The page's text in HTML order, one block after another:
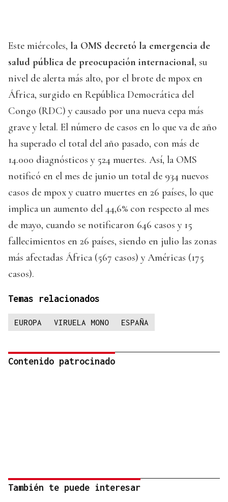
Este miércoles, la OMS decretó la emergencia de
salud pública de preocupación internacional, su
nivel de alerta más alto, por el brote de mpox en
África, surgido en República Democrática del
Congo (RDC) y causado por una nueva cepa más
grave y letal. El número de casos en lo que va de año
ha superado el total del año pasado, con más de
14.000 diagnósticos y 524 muertes. Así, la OMS
notificó en el mes de junio un total de 934 nuevos
casos de mpox y cuatro muertes en 26 países, lo que
implica un aumento del 44,6% con respecto al mes
de mayo, cuando se notificaron 646 casos y 15
fallecimientos en 26 países, siendo en julio las zonas
más afectadas África (567 casos) y Américas (175
casos).
Temas relacionados
EUROPA VIRUELA MONO ESPAÑA
Contenido patrocinado
También te puede interesar